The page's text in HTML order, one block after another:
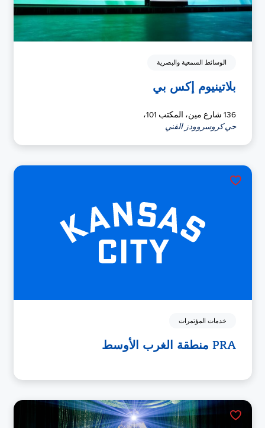
الوسائط السمعية والبصرية
بلاتينيوم إكس بي
136 شارع مين، المكتب 101،
حي كروسروودز الفني
خدمات المؤتمرات
PRA منطقة الغرب الأوسط